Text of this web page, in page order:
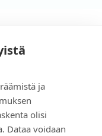
ja
olisi
Dataa voidaan